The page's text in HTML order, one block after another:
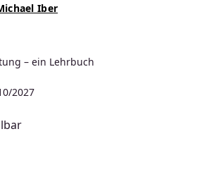
Iber
– ein Lehrbuch
2027